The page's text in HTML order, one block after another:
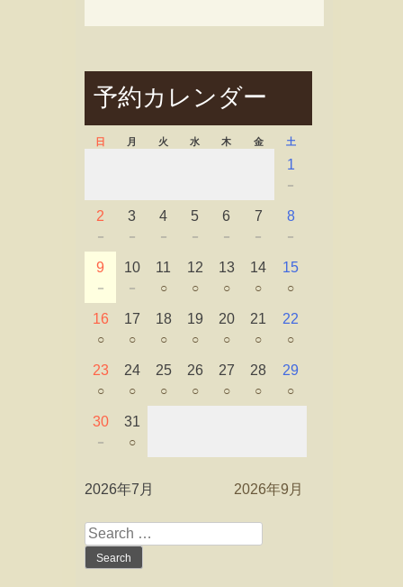
予約カレンダー
日 月 火 水 木 金 土
1
－
2
－
3
－
4
－
5
－
6
－
7
－
8
－
9
－
10
－
11
○
12
○
13
○
14
○
15
○
16
○
17
○
18
○
19
○
20
○
21
○
22
○
23
○
24
○
25
○
26
○
27
○
28
○
29
○
30
－
31
○
2026年7月 2026年9月
Search
for: